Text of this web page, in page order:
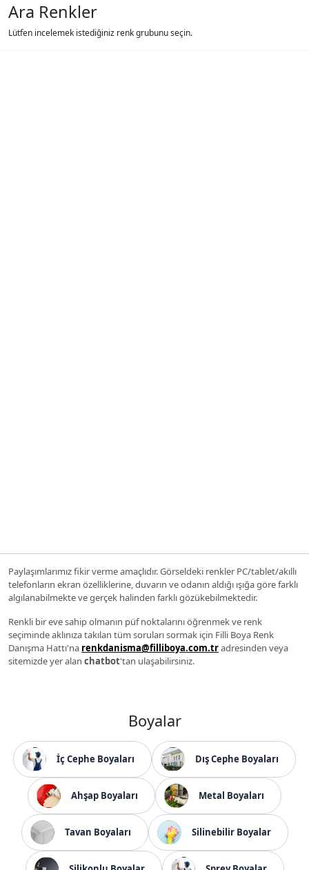
Ara Renkler
Lütfen incelemek istediğiniz renk grubunu seçin.
Paylaşımlarımız fikir verme amaçlıdır. Görseldeki renkler PC/tablet/akıllı
telefonların ekran özelliklerine, duvarın ve odanın aldığı ışığa göre farklı
algılanabilmekte ve gerçek halinden farklı gözükebilmektedir.
Renkli bir eve sahip olmanın püf noktalarını öğrenmek ve renk
seçiminde aklınıza takılan tüm soruları sormak için Filli Boya Renk
Danışma Hattı'na renkdanisma@filliboya.com.tradresinden veya
sitemizde yer alan chatbot'tan ulaşabilirsiniz.
Boyalar
İç Cephe Boyaları Dış Cephe Boyaları
Ahşap Boyaları Metal Boyaları
Tavan Boyaları Silinebilir Boyalar